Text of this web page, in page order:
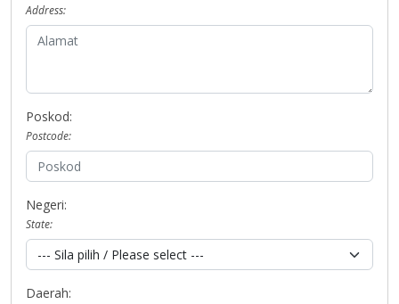
Address:
Poskod:
Postcode:
Negeri:
State:
Daerah: